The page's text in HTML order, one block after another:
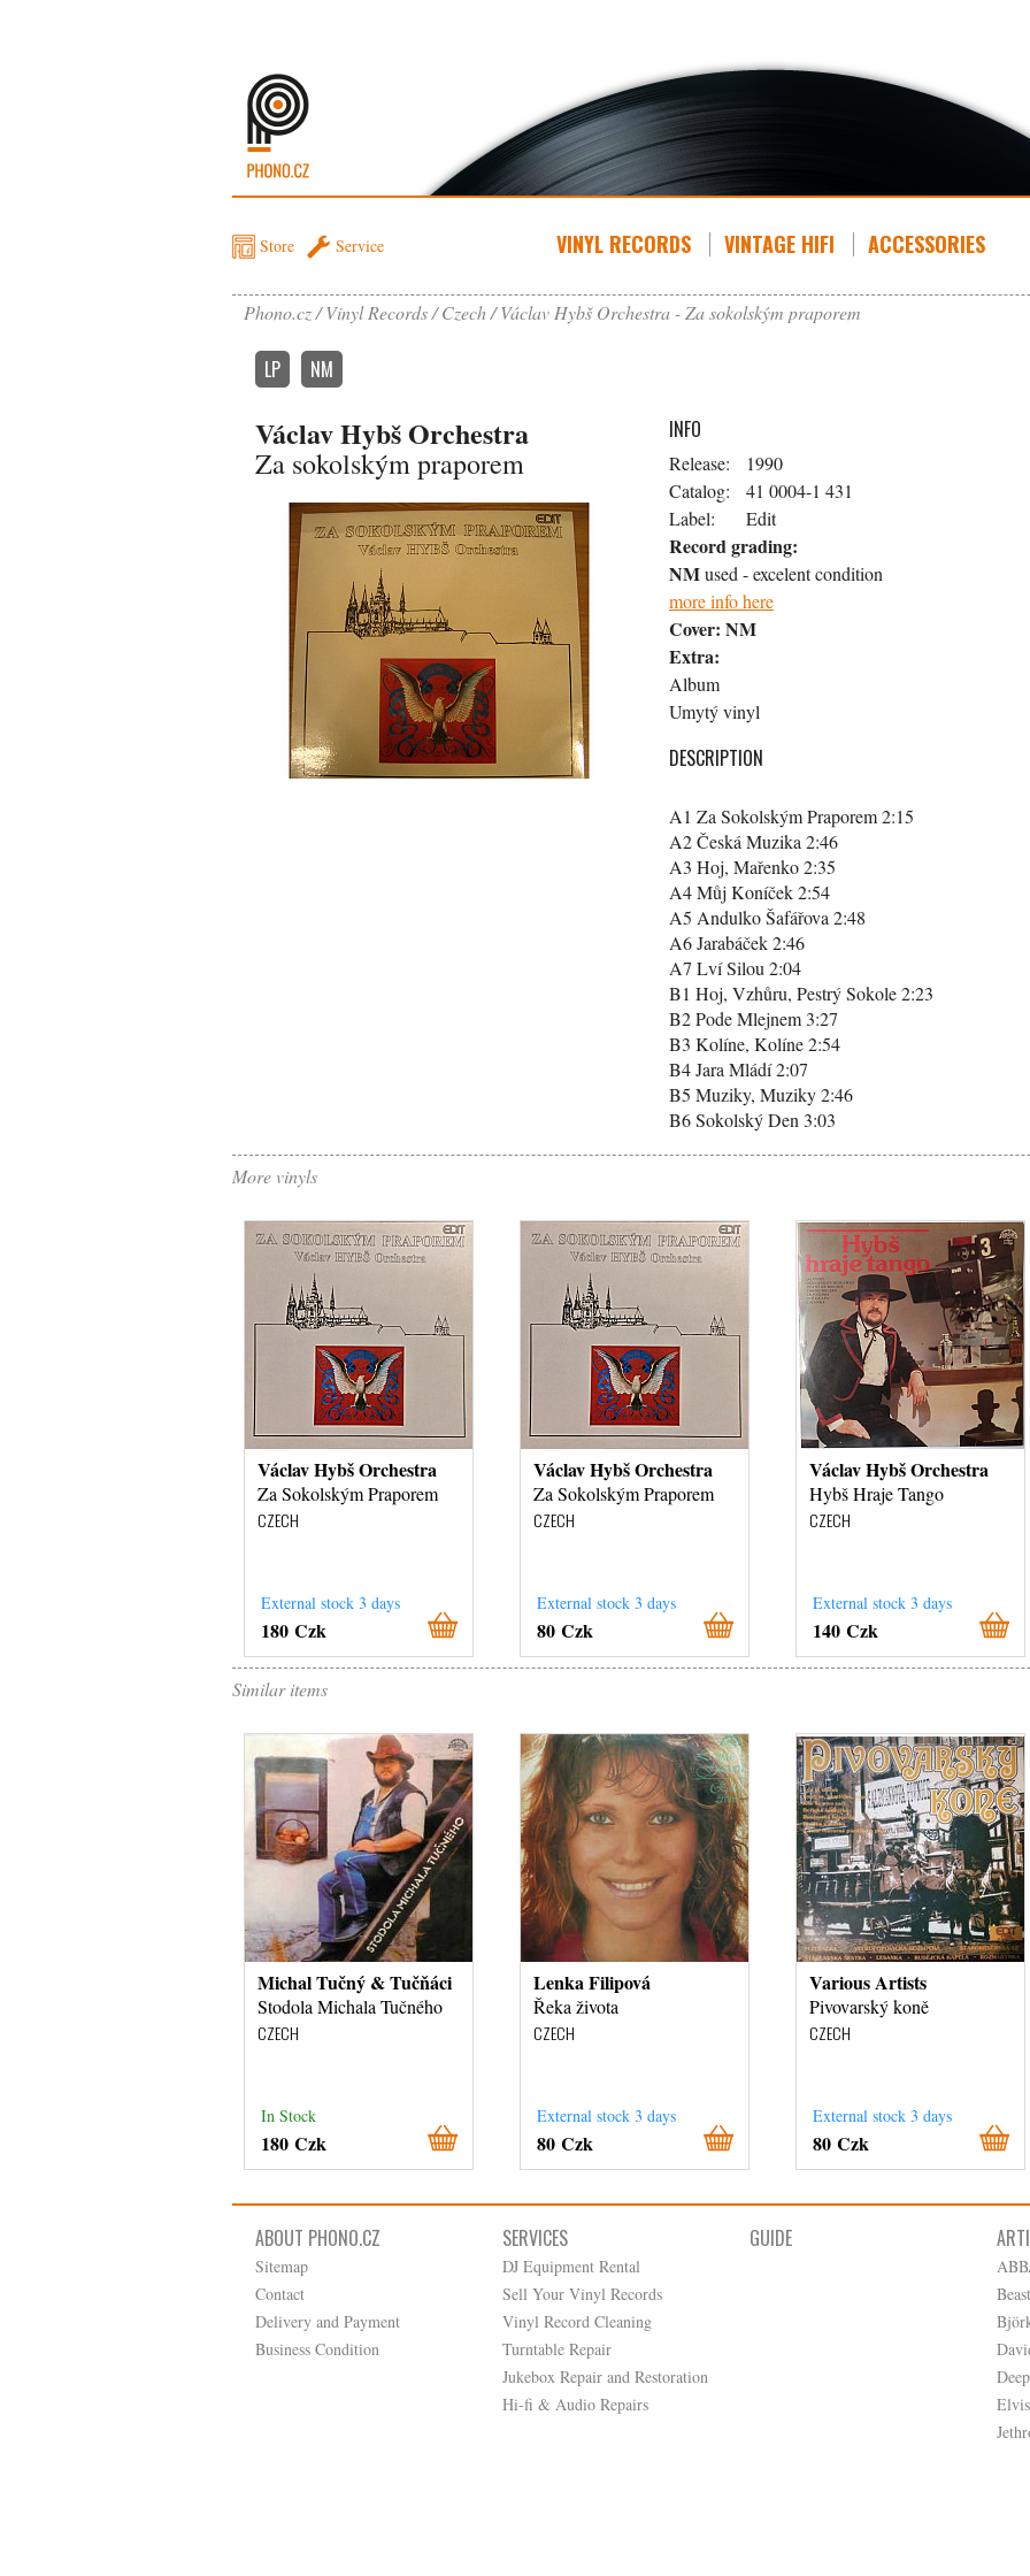
Store Service VINYL RECORDS VINTAGE HIFI ACCESSORIES
Phono.cz Vinyl Records Czech Václav Hybš Orchestra - Za sokolským praporem
LP NM
Václav Hybš Orchestra
Za sokolským praporem
INFO
Release:
1990
Catalog:
41 0004-1 431
Label:
Edit
Record grading:
NMused - excelent condition
more info here
Cover: NM
Extra:
Album
Umytý vinyl
DESCRIPTION
A1 Za Sokolským Praporem 2:15
A2 Česká Muzika 2:46
A3 Hoj, Mařenko 2:35
A4 Můj Koníček 2:54
A5 Andulko Šafářova 2:48
A6 Jarabáček 2:46
A7 Lví Silou 2:04
B1 Hoj, Vzhůru, Pestrý Sokole 2:23
B2 Pode Mlejnem 3:27
B3 Kolíne, Kolíne 2:54
B4 Jara Mládí 2:07
B5 Muziky, Muziky 2:46
B6 Sokolský Den 3:03
More vinyls
Václav Hybš Orchestra
Za Sokolským Praporem
CZECH
External stock 3 days
180 Czk
Václav Hybš Orchestra
Za Sokolským Praporem
CZECH
External stock 3 days
80 Czk
Václav Hybš Orchestra
Hybš Hraje Tango
CZECH
External stock 3 days
140 Czk
Similar items
Michal Tučný & Tučňáci
Stodola Michala Tučného
CZECH
In Stock
180 Czk
Lenka Filipová
Řeka života
CZECH
External stock 3 days
80 Czk
Various Artists
Pivovarský koně
CZECH
External stock 3 days
80 Czk
ABOUT PHONO.CZ
Sitemap
Contact
Delivery and Payment
Business Condition
SERVICES
DJ Equipment Rental
Sell Your Vinyl Records
Vinyl Record Cleaning
Turntable Repair
Jukebox Repair and Restoration
Hi-fi & Audio Repairs
GUIDE